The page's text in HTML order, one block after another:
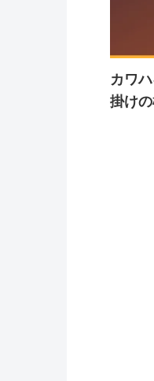
カワ
掛け